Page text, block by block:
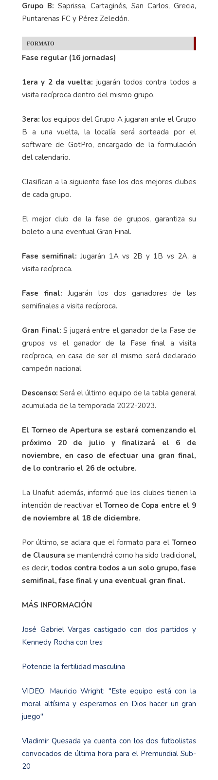
Grupo B: Saprissa, Cartaginés, San Carlos, Grecia,
Puntarenas FC y Pérez Zeledón.
FORMATO
Fase regular (16 jornadas)
1era y 2 da vuelta: jugarán todos contra todos a
visita recíproca dentro del mismo grupo.
3era: los equipos del Grupo A jugaran ante el Grupo
B a una vuelta, la localía será sorteada por el
software de GotPro, encargado de la formulación
del calendario.
Clasifican a la siguiente fase los dos mejores clubes
de cada grupo.
El mejor club de la fase de grupos, garantiza su
boleto a una eventual Gran Final.
Fase semifinal:Jugarán 1A vs 2B y 1B vs 2A, a
visita recíproca.
Fase final:Jugarán los dos ganadores de las
semifinales a visita recíproca.
Gran Final: S jugará entre el ganador de la Fase de
grupos vs el ganador de la Fase final a visita
recíproca, en casa de ser el mismo será declarado
campeón nacional.
Descenso: Será el último equipo de la tabla general
acumulada de la temporada 2022-2023.
El Torneo de Apertura se estará comenzando el
próximo 20 de julio y finalizará el 6 de
noviembre, en caso de efectuar una gran final,
de lo contrario el 26 de octubre.
La Unafut además, informó que los clubes tienen la
intención de reactivar elTorneo de Copa entre el 9
de noviembre al 18 de diciembre.
Por último, se aclara que el formato para el Torneo
de Clausura se mantendrá como ha sido tradicional,
es decir, todos contra todos a un solo grupo, fase
semifinal, fase final y una eventual gran final.
MÁS INFORMACIÓN
José Gabriel Vargas castigado con dos partidos y
Kennedy Rocha con tres
Potencie la fertilidad masculina
VIDEO: Mauricio Wright: "Este equipo está con la
moral altísima y esperamos en Dios hacer un gran
juego"
Vladimir Quesada ya cuenta con los dos futbolistas
convocados de última hora para el Premundial Sub-
20